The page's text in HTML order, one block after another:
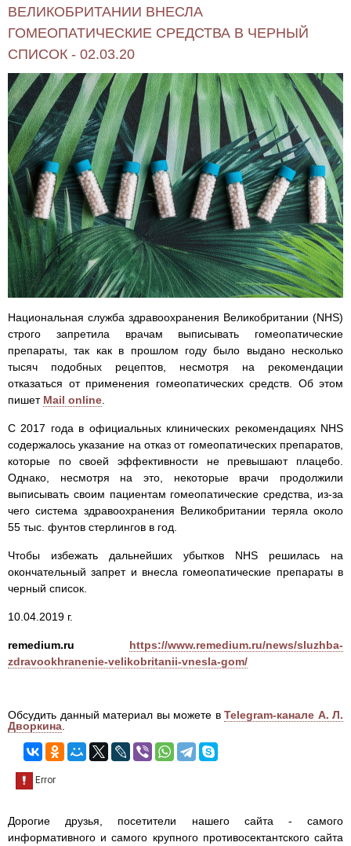
ВЕЛИКОБРИТАНИИ ВНЕСЛА
ГОМЕОПАТИЧЕСКИЕ СРЕДСТВА В ЧЕРНЫЙ
СПИСОК - 02.03.20
Национальная служба здравоохранения Великобритании (NHS)
строго запретила врачам выписывать гомеопатические
препараты, так как в прошлом году было выдано несколько
тысяч подобных рецептов, несмотря на рекомендации
отказаться от применения гомеопатических средств. Об этом
пишет Mail online
С 2017 года в официальных клинических рекомендациях NHS
содержалось указание на отказ от гомеопатических препаратов,
которые по своей эффективности не превышают плацебо.
Однако, несмотря на это, некоторые врачи продолжили
выписывать своим пациентам гомеопатические средства, из-за
чего система здравоохранения Великобритании теряла около
55 тыс. фунтов стерлингов в год.
Чтобы избежать дальнейших убытков NHS решилась на
окончательный запрет и внесла гомеопатические препараты в
черный список.
10.04.2019 г.
remedium.ru
https://www.remedium.ru/news/sluzhba-
zdravookhranenie-velikobritanii-vnesla-gom/
Обсудить данный материал вы можете в Telegram-канале А. Л.
Дворкина
Дорогие друзья, посетители нашего сайта - самого
информативного и самого крупного противосектантского сайта